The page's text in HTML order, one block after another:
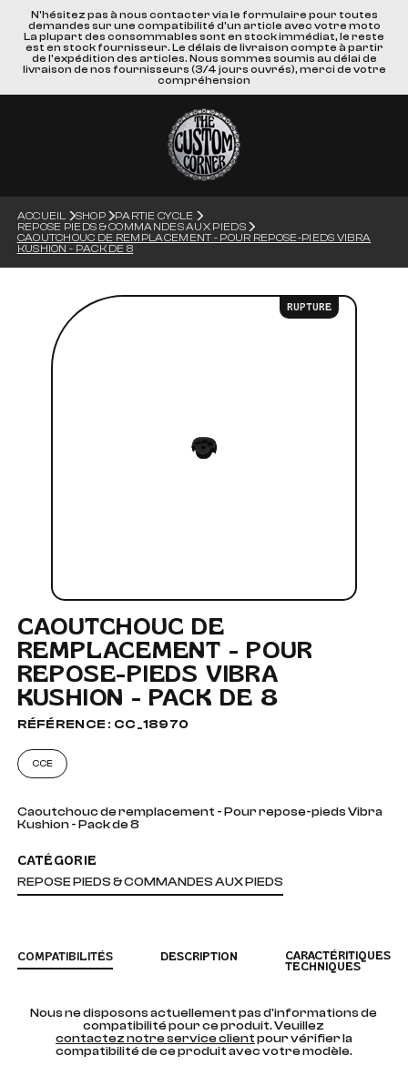
N'hésitez pas à nous contacter via le formulaire pour toutes
demandes sur une compatibilité d'un article avec votre moto
La plupart des consommables sont en stock immédiat, le reste
est en stock fournisseur. Le délais de livraison compte à partir
de l'expédition des articles. Nous sommes soumis au délai de
livraison de nos fournisseurs (3/4 jours ouvrés), merci de votre
compréhension
ACCUEIL SHOP
PARTIE CYCLE
REPOSE PIEDS & COMMANDES AUX PIEDS
CAOUTCHOUC DE REMPLACEMENT - POUR REPOSE-PIEDS VIBRA
KUSHION - PACK DE 8
RUPTURE
CAOUTCHOUC DE
REMPLACEMENT - POUR
REPOSE-PIEDS VIBRA
KUSHION - PACK DE 8
RÉFÉRENCE : CC_18970
CCE
Caoutchouc de remplacement - Pour repose-pieds Vibra
Kushion - Pack de 8
CATÉGORIE
REPOSE PIEDS & COMMANDES AUX PIEDS
COMPATIBILITÉS DESCRIPTION
CARACTÉRITIQUES
TECHNIQUES
Nous ne disposons actuellement pas d'informations de
compatibilité pour ce produit. Veuillez
contactez notre service clientpour vérifier la
compatibilité de ce produit avec votre modèle.